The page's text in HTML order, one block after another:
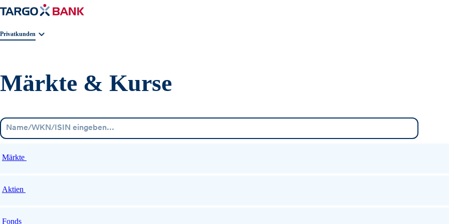
Geschäftsbereichnavigation. Aktuelle Auswahl:
Privatkunden
Märkte & Kurse
Märkte
Aktien
Fonds